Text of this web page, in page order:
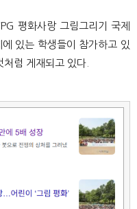
평화사랑 그림그리기 국제
있는 학생들이 참가하고 있
럼 게재되고 있다.